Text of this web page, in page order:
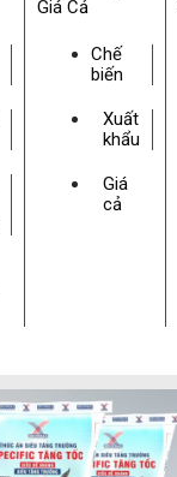
Giá Cả
Chế
biến
Xuất
khẩu
Giá
cả